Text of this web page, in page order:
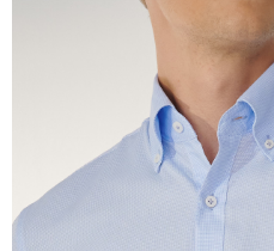
Sila hubungi NP Taiwan Inc. di
mempunyai sebarang kebimbangan
penggunaan pada data peribadi.
peribadi yang disenaraikan seperti
oleh AFTEE, sila jangan gunakan